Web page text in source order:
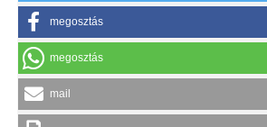
megosztás
megosztás
mail